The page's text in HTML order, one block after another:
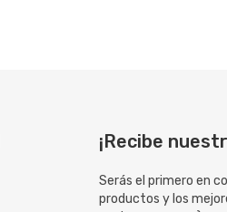
¡Recibe
Serás el primero en
productos y los